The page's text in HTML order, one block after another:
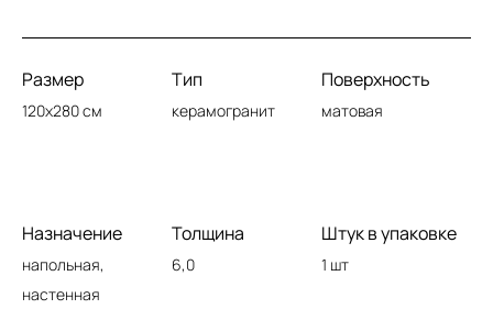
Размер
120x280 см
Тип
керамогранит
Поверхность
матовая
Назначение
напольная,
настенная
Толщина
6,0
Штук в упаковке
1 шт